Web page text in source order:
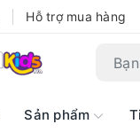
Hỗ trợ mua hàng
Sản phẩm